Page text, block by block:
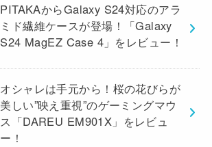
PITAKAからGalaxy S24対応のアラ
ミド繊維ケースが登場！「Galaxy
S24 MagEZ Case 4」をレビュー！
オシャレは手元から！桜の花びらが
美しい”映え重視”のゲーミングマウ
ス「DAREU EM901X」をレビュ
ー！